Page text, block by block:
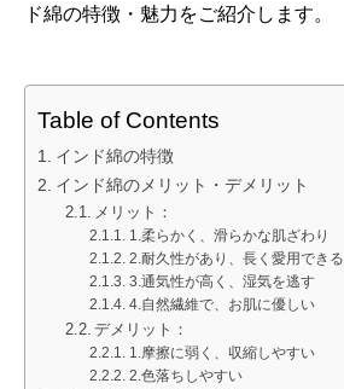
ド綿の特徴・魅力をご紹介します。
Table of Contents
インド綿の特徴
インド綿のメリット・デメリット
メリット：
1.柔らかく、滑らかな肌ざわり
2.耐久性があり、長く愛用できる
3.通気性が高く、湿気を逃す
4.自然繊維で、お肌に優しい
デメリット：
1.摩擦に弱く、収縮しやすい
2.色落ちしやすい